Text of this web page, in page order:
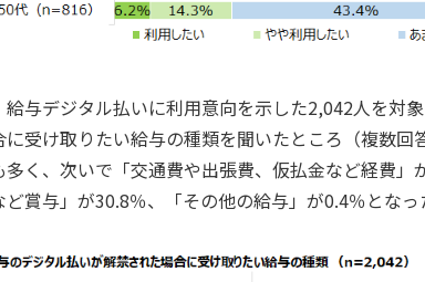
給与デジタル払いに利用意向を示した2,042人を対
に受け取りたい給与の種類を聞いたところ（複数回
多く、次いで「交通費や出張費、仮払金など経費
ど賞与」が30.8％、「その他の給与」が0.4％となっ